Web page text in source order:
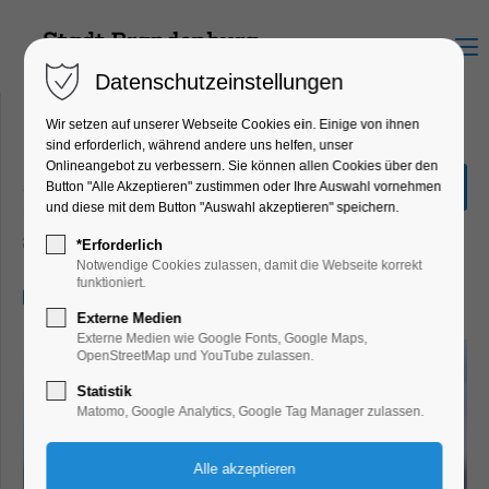
Menu
„Große Seenrundfahrt XL“
3,0 Std.
Schiffrundfahrt
Datenschutzeinstellungen
Wir setzen auf unserer Webseite Cookies ein. Einige von ihnen
sind erforderlich, während andere uns helfen, unser
Onlineangebot zu verbessern. Sie können allen Cookies über den
Button "Alle Akzeptieren" zustimmen oder Ihre Auswahl vornehmen
und diese mit dem Button "Auswahl akzeptieren" speichern.
*Erforderlich
Notwendige Cookies zulassen, damit die Webseite korrekt
funktioniert.
Externe Medien
Externe Medien wie Google Fonts, Google Maps,
OpenStreetMap und YouTube zulassen.
Statistik
Matomo, Google Analytics, Google Tag Manager zulassen.